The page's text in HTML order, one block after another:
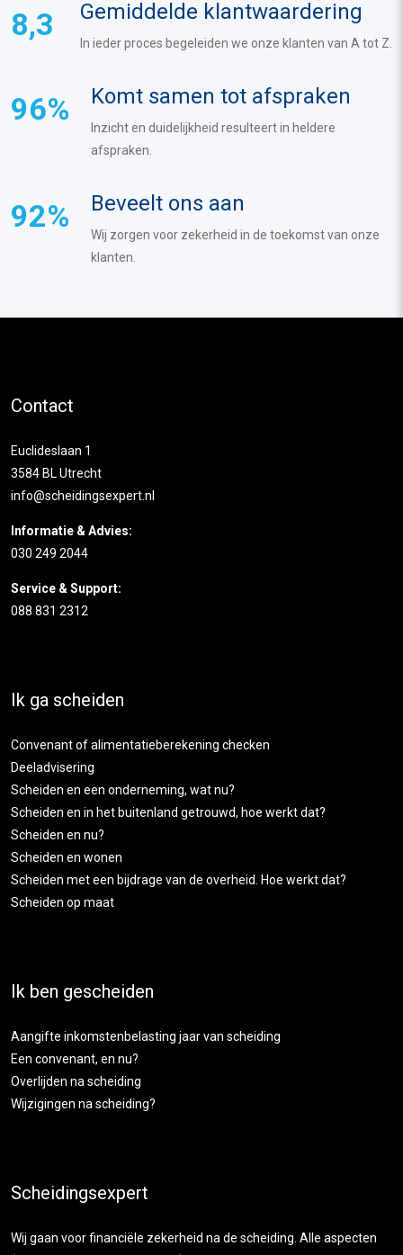
8,3 Gemiddelde klantwaardering
In ieder proces begeleiden we onze klanten van A tot Z.
96% Komt samen tot afspraken
Inzicht en duidelijkheid resulteert in heldere
afspraken.
92% Beveelt ons aan
Wij zorgen voor zekerheid in de toekomst van onze
klanten.
Contact
Euclideslaan 1
3584 BL Utrecht
info@scheidingsexpert.nl
Informatie & Advies:
030 249 2044
Service & Support:
088 831 2312
Ik ga scheiden
Convenant of alimentatieberekening checken
Deeladvisering
Scheiden en een onderneming, wat nu?
Scheiden en in het buitenland getrouwd, hoe werkt dat?
Scheiden en nu?
Scheiden en wonen
Scheiden met een bijdrage van de overheid. Hoe werkt dat?
Scheiden op maat
Ik ben gescheiden
Aangifte inkomstenbelasting jaar van scheiding
Een convenant, en nu?
Overlijden na scheiding
Wijzigingen na scheiding?
Scheidingsexpert
Wij gaan voor financiële zekerheid na de scheiding. Alle aspecten